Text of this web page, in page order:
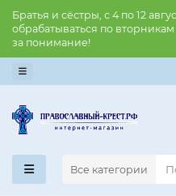
Братья и сёстры, с 4 по 12
обрабатываться по
за понимание!
Все категории